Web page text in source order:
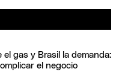
gas y Brasil la demanda:
el negocio